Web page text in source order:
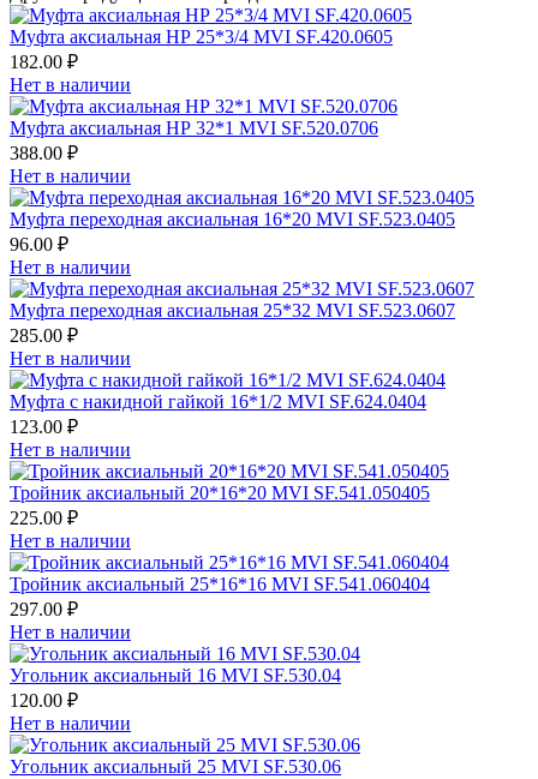
Муфта аксиальная НР 25*3/4 MVI SF.420.0605
182.00 ₽
Нет в наличии
Муфта аксиальная НР 32*1 MVI SF.520.0706
388.00 ₽
Нет в наличии
Муфта переходная аксиальная 16*20 MVI SF.523.0405
96.00 ₽
Нет в наличии
Муфта переходная аксиальная 25*32 MVI SF.523.0607
285.00 ₽
Нет в наличии
Муфта с накидной гайкой 16*1/2 MVI SF.624.0404
123.00 ₽
Нет в наличии
Тройник аксиальный 20*16*20 MVI SF.541.050405
225.00 ₽
Нет в наличии
Тройник аксиальный 25*16*16 MVI SF.541.060404
297.00 ₽
Нет в наличии
Угольник аксиальный 16 MVI SF.530.04
120.00 ₽
Нет в наличии
Угольник аксиальный 25 MVI SF.530.06